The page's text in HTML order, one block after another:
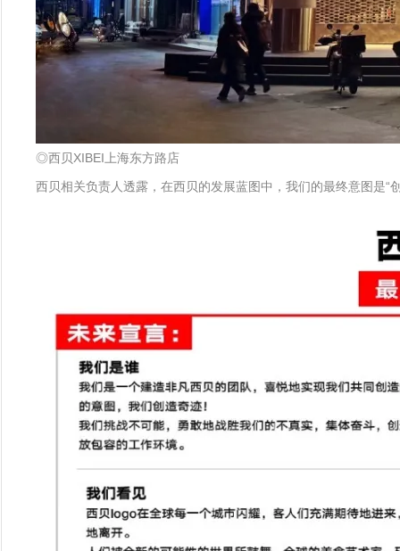
◎西贝XIBEI上海东方路店
西贝相关负责人透露，在西贝的发展蓝图中，我们的最终意图是